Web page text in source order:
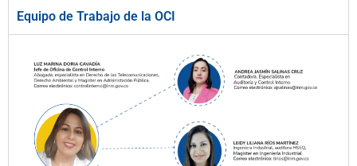
Equipo de Trabajo de la OCI